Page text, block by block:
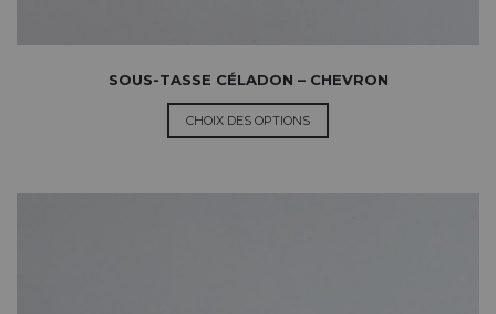
SOUS-TASSE CÉLADON – CHEVRON
CHOIX DES OPTIONS